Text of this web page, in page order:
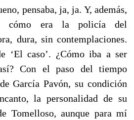
pensaba, ja, ja. Y, además,
cómo era la policía del
dura, sin contemplaciones.
‘El caso’. ¿Cómo iba a ser
Con el paso del tiempo
García Pavón, su condición
la personalidad de su
Tomelloso, aunque para mí